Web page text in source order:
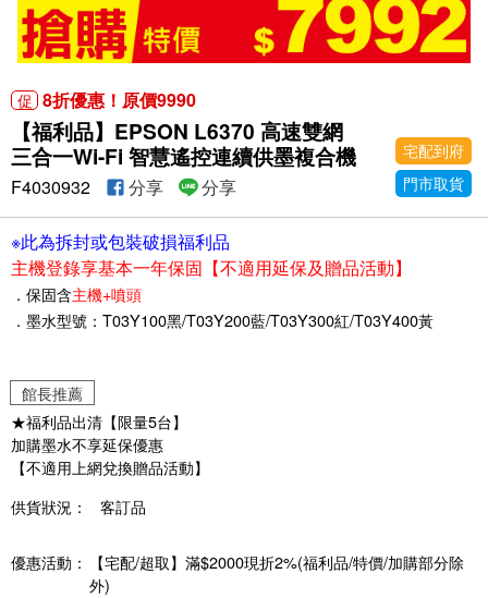
促 8折優惠！原價9990
【福利品】EPSON L6370 高速雙網
三合一Wi-Fi 智慧遙控連續供墨複合機
宅配到府
門市取貨
F4030932 分享 分享
※此為拆封或包裝破損福利品
主機登錄享基本一年保固【不適用延保及贈品活動】
．保固含主機+噴頭
．墨水型號：T03Y100黑/T03Y200藍/T03Y300紅/T03Y400黃
館長推薦
★福利品出清【限量5台】
加購墨水不享延保優惠
【不適用上網兌換贈品活動】
供貨狀況：
客訂品
優惠活動：
【宅配/超取】滿$2000現折2%(福利品/特價/加購部分除
外)